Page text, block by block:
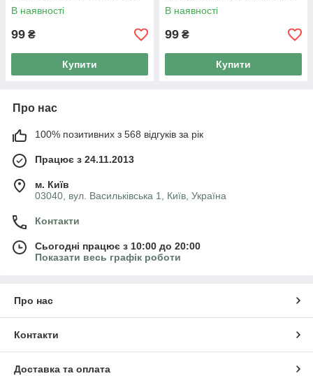
В наявності
99 ₴
Купити
В наявності
99 ₴
Купити
Про нас
100% позитивних з 568 відгуків за рік
Працює з 24.11.2013
м. Київ
03040, вул. Васильківська 1, Київ, Україна
Контакти
Сьогодні працює з 10:00 до 20:00
Показати весь графік роботи
Про нас
Контакти
Доставка та оплата